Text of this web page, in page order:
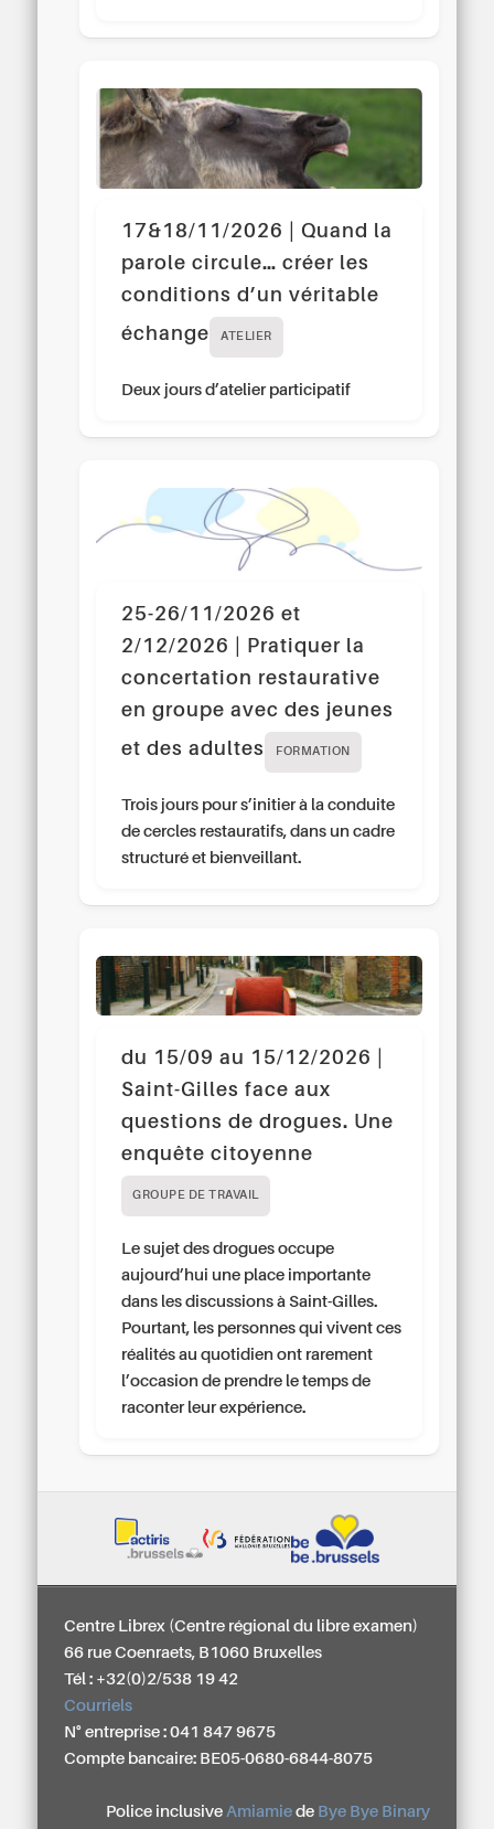
17&18/11/2026 | Quand la
parole circule… créer les
conditions d’un véritable
échange
ATELIER
Deux jours d’atelier participatif
25-26/11/2026 et
2/12/2026 | Pratiquer la
concertation restaurative
en groupe avec des jeunes
et des adultes
FORMATION
Trois jours pour s’initier à la conduite
de cercles restauratifs, dans un cadre
structuré et bienveillant.
du 15/09 au 15/12/2026 |
Saint-Gilles face aux
questions de drogues. Une
enquête citoyenne
GROUPE DE TRAVAIL
Le sujet des drogues occupe
aujourd’hui une place importante
dans les discussions à Saint-Gilles.
Pourtant, les personnes qui vivent ces
réalités au quotidien ont rarement
l’occasion de prendre le temps de
raconter leur expérience.
Centre Librex (Centre régional du libre examen)
66 rue Coenraets, B1060 Bruxelles
Tél : +32(0)2/538 19 42
Courriels
N° entreprise : 041 847 9675
Compte bancaire: BE05-0680-6844-8075
Police inclusive Amiamiede Bye Bye Binary